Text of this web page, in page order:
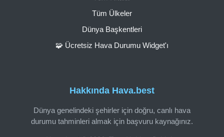
Hakkında Hava.best
Dünya genelindeki şehirler için doğru, canlı hava
durumu tahminleri almak için başvuru kaynağınız.
Tüm Ülkeler
Dünya Başkentleri
🧩 Ücretsiz Hava Durumu Widget'ı